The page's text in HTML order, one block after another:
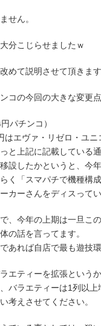
せん。
分こじらせましたｗ
めて説明させて頂きま
コの今回の大きな変更点
パチンコ）
エヴァ・リゼロ・ユニ
と上記に記載している
設したかというと、今
く「スマパチで機種構
カーさんをディスって
、今年の上期は一旦こ
の話を言ってます。
あれば自店で最も遊技
エティーを拡張というか
バラエティーは1列以
考えさせてください。